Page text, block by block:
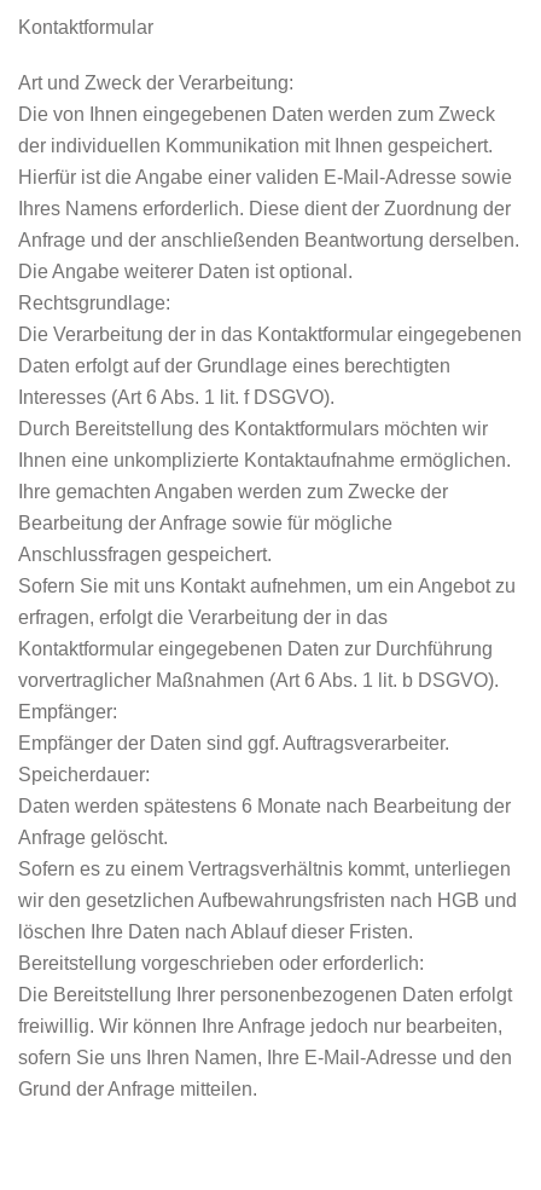
Kontaktformular
Art und Zweck der Verarbeitung:
Die von Ihnen eingegebenen Daten werden zum Zweck
der individuellen Kommunikation mit Ihnen gespeichert.
Hierfür ist die Angabe einer validen E-Mail-Adresse sowie
Ihres Namens erforderlich. Diese dient der Zuordnung der
Anfrage und der anschließenden Beantwortung derselben.
Die Angabe weiterer Daten ist optional.
Rechtsgrundlage:
Die Verarbeitung der in das Kontaktformular eingegebenen
Daten erfolgt auf der Grundlage eines berechtigten
Interesses (Art 6 Abs. 1 lit. f DSGVO).
Durch Bereitstellung des Kontaktformulars möchten wir
Ihnen eine unkomplizierte Kontaktaufnahme ermöglichen.
Ihre gemachten Angaben werden zum Zwecke der
Bearbeitung der Anfrage sowie für mögliche
Anschlussfragen gespeichert.
Sofern Sie mit uns Kontakt aufnehmen, um ein Angebot zu
erfragen, erfolgt die Verarbeitung der in das
Kontaktformular eingegebenen Daten zur Durchführung
vorvertraglicher Maßnahmen (Art 6 Abs. 1 lit. b DSGVO).
Empfänger:
Empfänger der Daten sind ggf. Auftragsverarbeiter.
Speicherdauer:
Daten werden spätestens 6 Monate nach Bearbeitung der
Anfrage gelöscht.
Sofern es zu einem Vertragsverhältnis kommt, unterliegen
wir den gesetzlichen Aufbewahrungsfristen nach HGB und
löschen Ihre Daten nach Ablauf dieser Fristen.
Bereitstellung vorgeschrieben oder erforderlich:
Die Bereitstellung Ihrer personenbezogenen Daten erfolgt
freiwillig. Wir können Ihre Anfrage jedoch nur bearbeiten,
sofern Sie uns Ihren Namen, Ihre E-Mail-Adresse und den
Grund der Anfrage mitteilen.